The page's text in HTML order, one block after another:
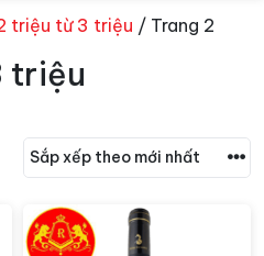
triệu từ 3 triệu / Trang 2
triệu